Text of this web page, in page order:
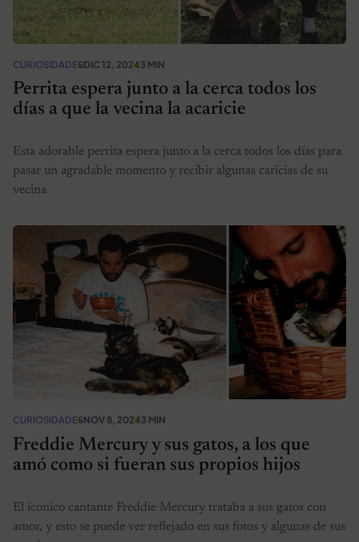
CURIOSIDADESDIC 12, 20243 MIN
Perrita espera junto a la cerca todos los
días a que la vecina la acaricie
Esta adorable perrita espera junto a la cerca todos los días para
pasar un agradable momento y recibir algunas caricias de su
vecina
CURIOSIDADESNOV 8, 20243 MIN
Freddie Mercury y sus gatos, a los que
amó como si fueran sus propios hijos
El íconico cantante Freddie Mercury trataba a sus gatos con
amor, y esto se puede ver reflejado en sus fotos y algunas de sus